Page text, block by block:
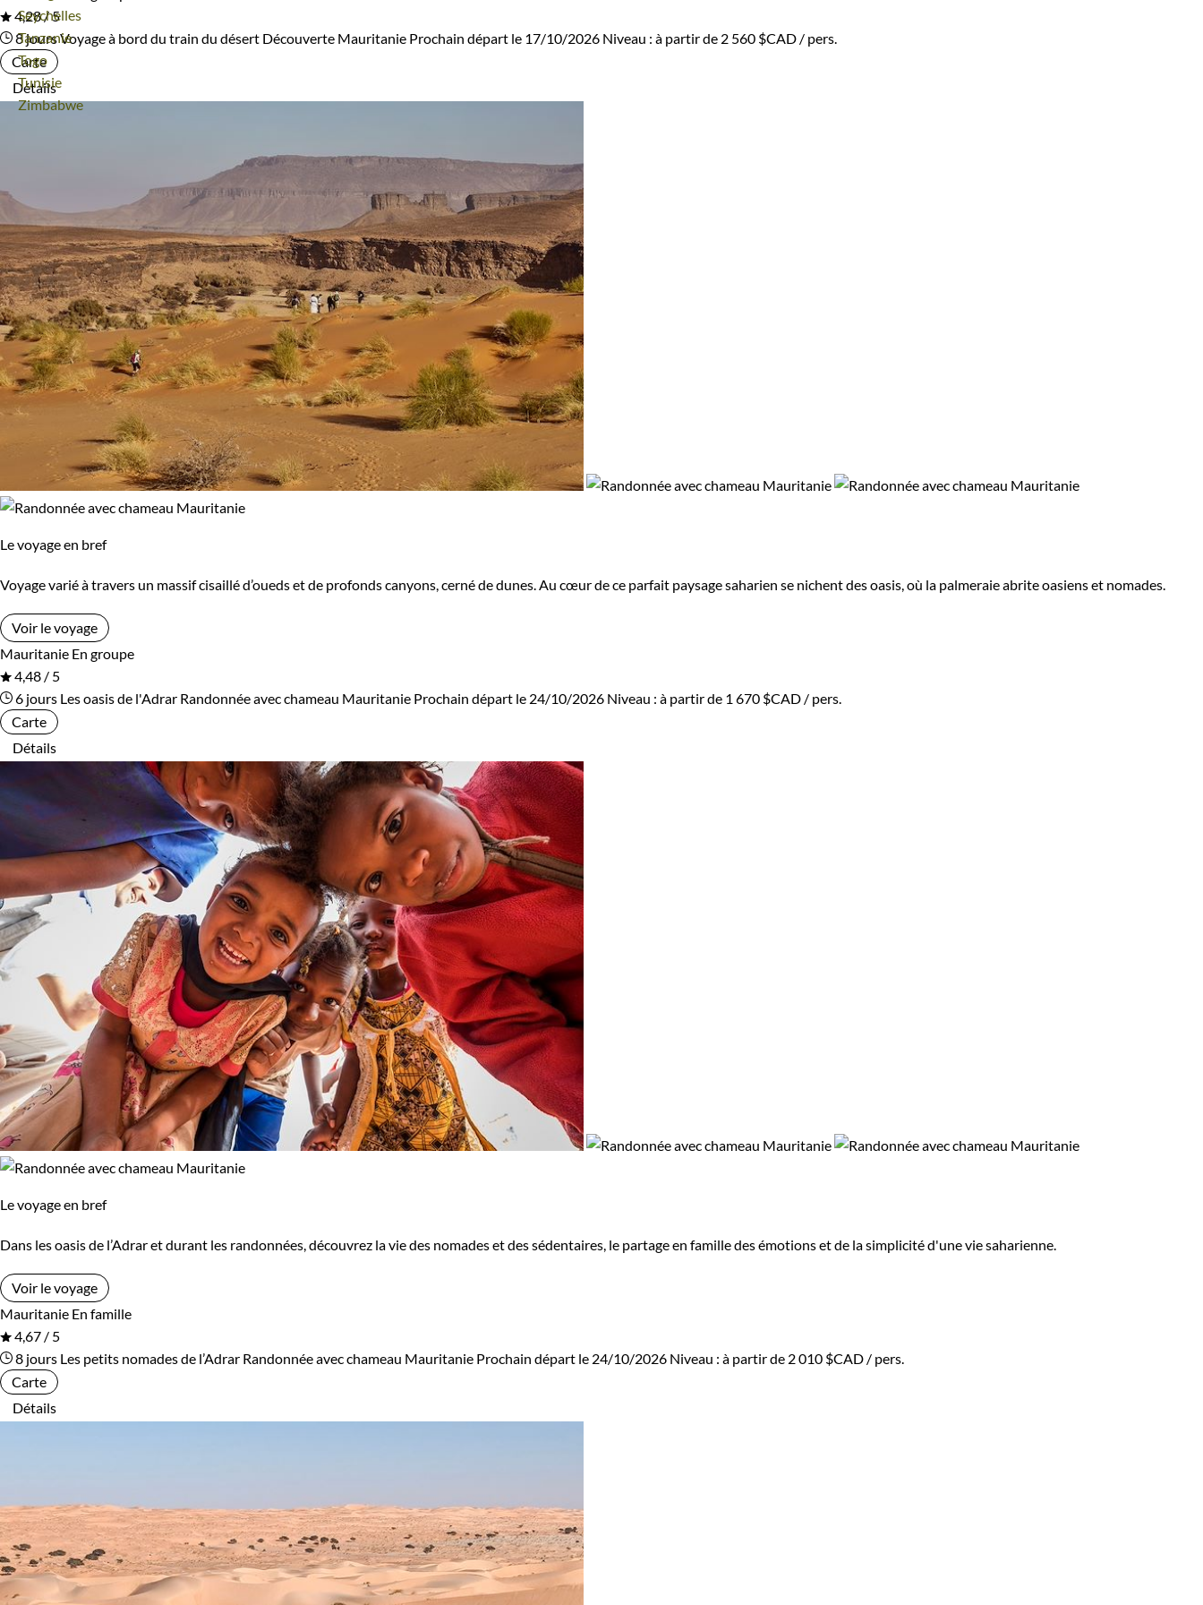
Voyage
Seychelles
Voyage
Tanzanie
Voyage
Togo
Voyage
Tunisie
Voyage
Zimbabwe
4,28 / 5
8 joursVoyage à bord du train du désert Découverte Mauritanie Prochain départ le 17/10/2026 Niveau : à partir de 2 560 $CAD / pers.
Carte
Détails
Le voyage en bref
Voyage varié à travers un massif cisaillé d’oueds et de profonds canyons, cerné de dunes. Au cœur de ce parfait paysage saharien se nichent des oasis, où la palmeraie abrite oasiens et nomades.
Voir le voyage
Mauritanie En groupe
4,48 / 5
6 jours Les oasis de l'Adrar Randonnée avec chameau Mauritanie Prochain départ le 24/10/2026 Niveau : à partir de 1 670 $CAD / pers.
Carte
Détails
Le voyage en bref
Dans les oasis de l’Adrar et durant les randonnées, découvrez la vie des nomades et des sédentaires, le partage en famille des émotions et de la simplicité d'une vie saharienne.
Voir le voyage
Mauritanie En famille
4,67 / 5
8 jours Les petits nomades de l’Adrar Randonnée avec chameau Mauritanie Prochain départ le 24/10/2026 Niveau : à partir de 2 010 $CAD / pers.
Carte
Détails